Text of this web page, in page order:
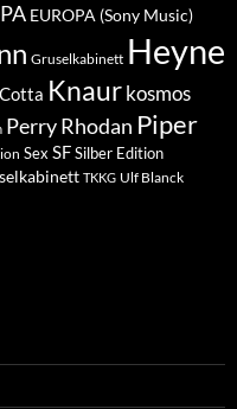
EUROPA (Sony Music)
Gruselkabinett Heyne
Knaur kosmos
Perry Rhodan Piper
Sex SFSilber Edition
TKKG Ulf Blanck